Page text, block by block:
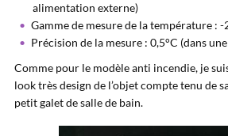
alimentation externe)
Gamme de mesure de la température : -
Précision de la mesure : 0,5°C (dans
Comme pour le modèle anti incendie, je
look très design de l’objet compte tenu de
petit galet de salle de bain.